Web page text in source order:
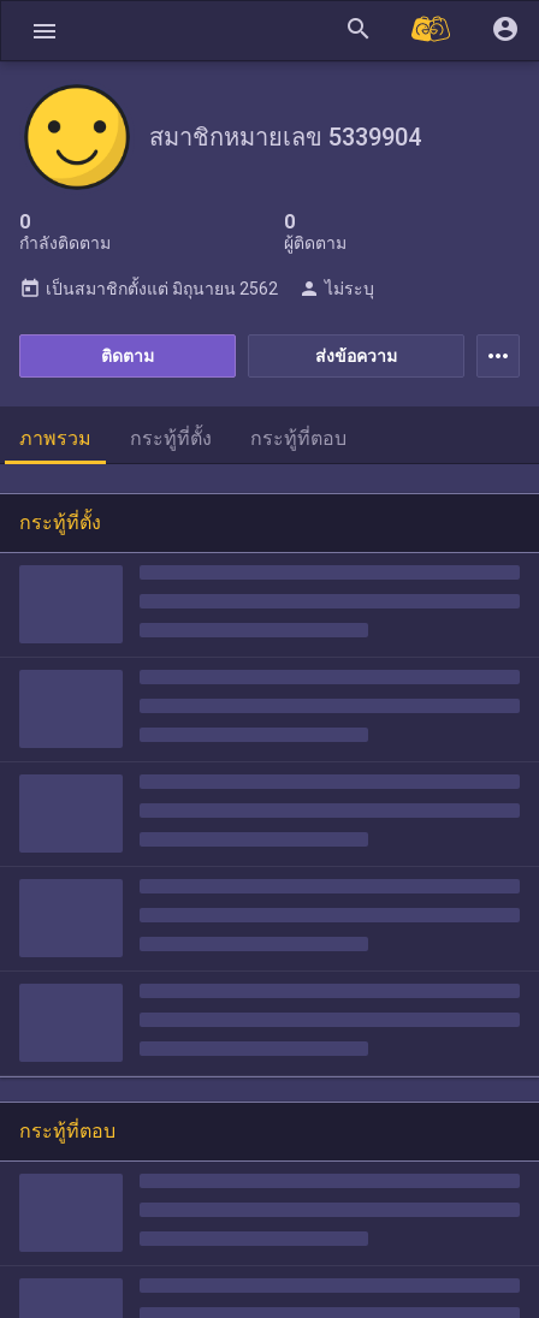
menu search account_circle
สมาชิกหมายเลข 5339904
0
กำลังติดตาม
0
ผู้ติดตาม
ส่งข้อความ
ติดตาม
today เป็นสมาชิกตั้งแต่ มิถุนายน 2562 person ไม่ระบุ
more_horiz
ภาพรวม กระทู้ที่ตั้ง กระทู้ที่ตอบ
กระทู้ที่ตั้ง
กระทู้ที่ตอบ